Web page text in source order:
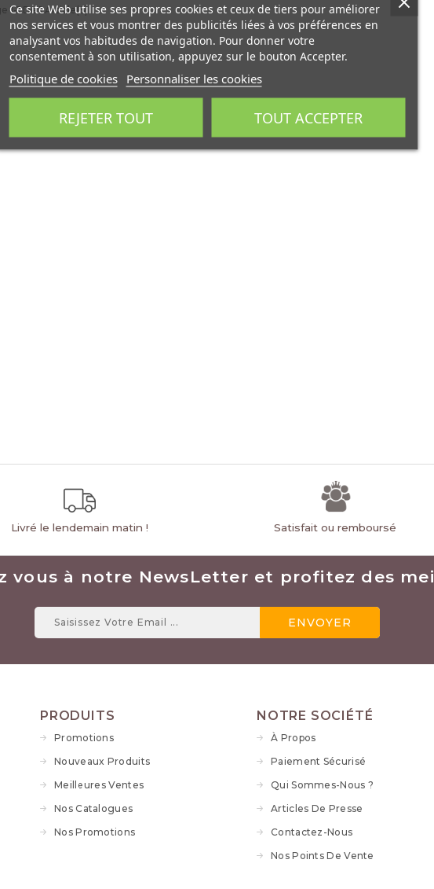
1-1 De 1 Article(s)
Livré le lendemain matin ! Satisfait ou remboursé
vous à notre NewsLetter et profitez des
PRODUITS
Promotions
Nouveaux Produits
Meilleures Ventes
Nos Catalogues
Nos Promotions
NOTRE SOCIÉTÉ
À Propos
Paiement Sécurisé
Qui Sommes-Nous ?
Articles De Presse
Contactez-Nous
Nos Points De Vente
Ce site Web utilise ses propres cookies et ceux de tiers pour améliorer
nos services et vous montrer des publicités liées à vos préférences en
analysant vos habitudes de navigation. Pour donner votre
consentement à son utilisation, appuyez sur le bouton Accepter.
Politique de cookies Personnaliser les cookies
REJETER TOUT TOUT ACCEPTER